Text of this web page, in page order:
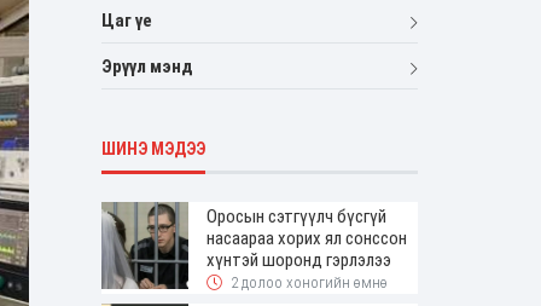
Цаг үе
Эрүүл мэнд
ШИНЭ МЭДЭЭ
Оросын сэтгүүлч бүсгүй
насаараа хорих ял сонссон
хүнтэй шоронд гэрлэлээ
2 долоо хоногийн өмнө